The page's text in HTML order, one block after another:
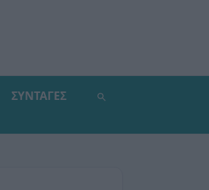
ΣΥΝΤΑΓΕΣ